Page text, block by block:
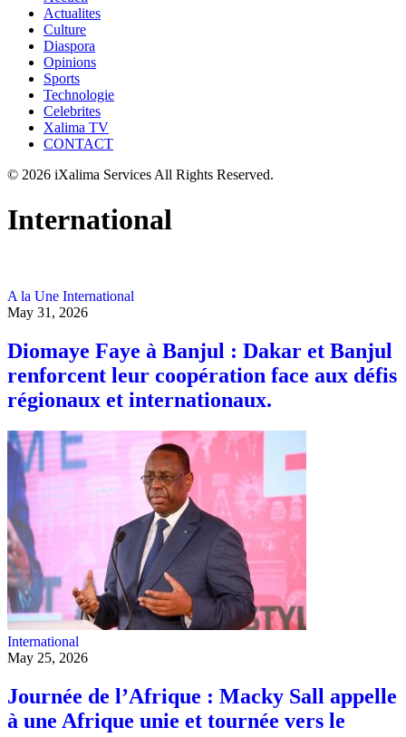
Actualites
Culture
Diaspora
Opinions
Sports
Technologie
Celebrites
Xalima TV
CONTACT
© 2026 iXalima Services All Rights Reserved.
International
A la Une International
May 31, 2026
Diomaye Faye à Banjul : Dakar et Banjul
renforcent leur coopération face aux défis
régionaux et internationaux.
International
May 25, 2026
Journée de l’Afrique : Macky Sall appelle
à une Afrique unie et tournée vers le